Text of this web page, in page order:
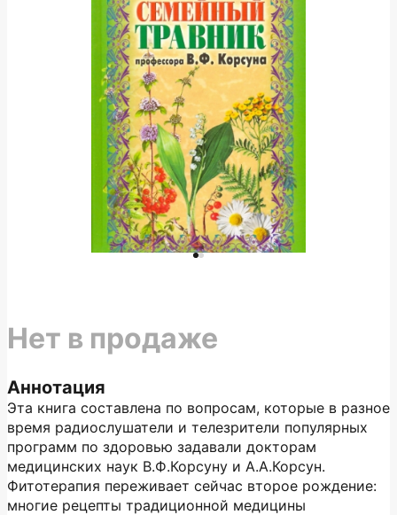
Аннотация
Эта книга составлена по вопросам, которые в разное
время радиослушатели и телезрители популярных
программ по здоровью задавали докторам
медицинских наук В.Ф.Корсуну и А.А.Корсун.
Фитотерапия переживает сейчас второе рождение:
многие рецепты традиционной медицины
Нет в продаже